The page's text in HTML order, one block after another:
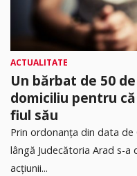
ACTUALITATE
Un bărbat de 50
domiciliu pentru
fiul său
Prin ordonanța din data de
lângă Judecătoria Arad s-a
acţiunii...